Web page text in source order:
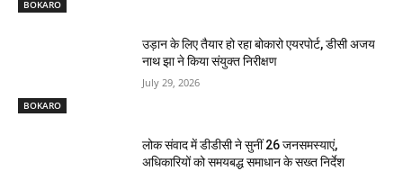
BOKARO
BOKARO
उड़ान के लिए तैयार हो रहा बोकारो एयरपोर्ट, डीसी अजय
नाथ झा ने किया संयुक्त निरीक्षण
July 29, 2026
लोक संवाद में डीडीसी ने सुनीं 26 जनसमस्याएं,
अधिकारियों को समयबद्ध समाधान के सख्त निर्देश